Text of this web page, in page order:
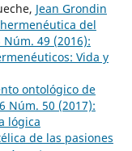
Jean Grondin
del
49 (2016):
Vida y
ontológico de
Núm. 50 (2017):
lógica
de las pasiones